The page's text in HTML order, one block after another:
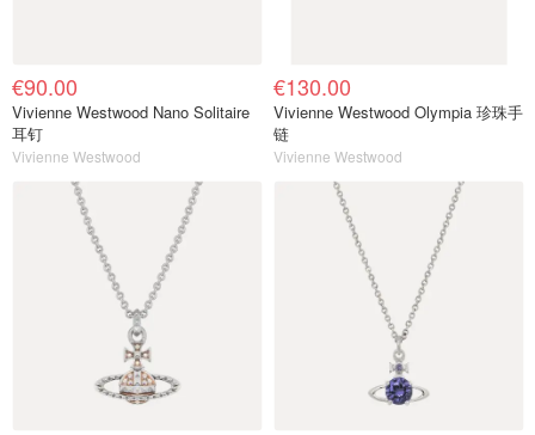
€90.00
Vivienne Westwood Nano Solitaire
耳钉
Vivienne Westwood
€130.00
Vivienne Westwood Olympia 珍珠手
链
Vivienne Westwood